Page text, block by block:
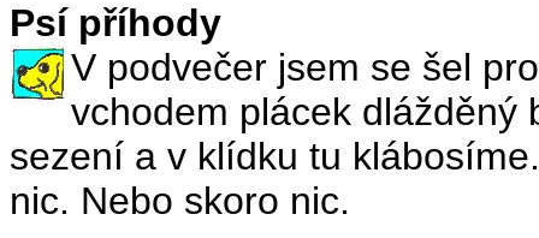
Psí příhody
V podvečer jsem se šel
vchodem plácek dlážděný
sezení a v klídku tu
nic. Nebo skoro nic.